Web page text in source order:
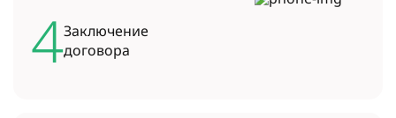
4Заключение
договора